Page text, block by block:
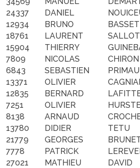
24337 DANIEL
12934 BRUNO
BASSET
18761 LAURENT
SALLOT
15904 THIERRY
7809 NICOLAS
CHIRON
6843 SEBASTIEN
13371 OLIVIER
12835 BERNARD
7251 OLIVIER
8138 ARNAUD
13780 DIDIER
TETU
21779 GEORGES
7778 PATRICK
27021 MATHIEU
DAVID